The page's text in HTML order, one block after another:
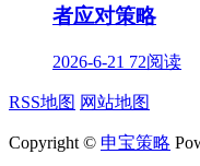
者应对策略
2026-6-21 72阅读
RSS地图 网站地图
Copyright © 申宝策略